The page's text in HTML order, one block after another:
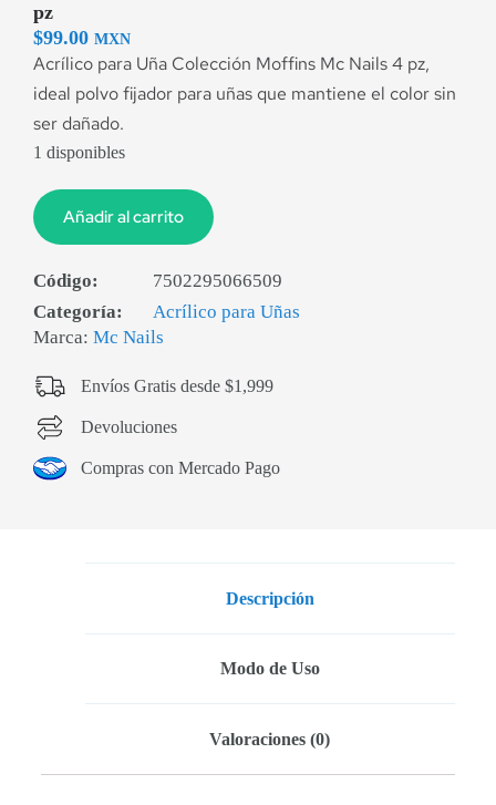
pz
$99.00 MXN
Acrílico para Uña Colección Moffins Mc Nails 4 pz,
ideal polvo fijador para uñas que mantiene el color sin
ser dañado.
1 disponibles
Añadir al carrito
Código:
7502295066509
Categoría:
Acrílico para Uñas
Marca: Mc Nails
Envíos Gratis desde $1,999
Devoluciones
Compras con Mercado Pago
Descripción
Modo de Uso
Valoraciones (0)